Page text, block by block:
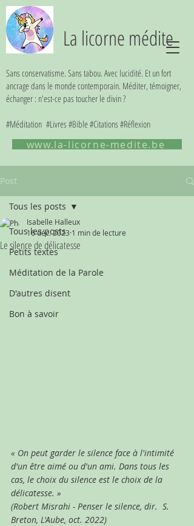
La licorne médite
Sans conservatisme. Sans tabou. Avec lucidité. Et un fort
ancrage dans le monde contemporain. Méditer, témoigner,
échanger : n'est-ce pas toucher le divin ?
#Méditation #Livres #Bible #Citations #Réflexion
www.la-licorne-medite.be
Post
Tous les posts
Petits textes
Méditation de la Parole
D'autres disent
Bon à savoir
Tous les posts
Le silence de délicatesse
Isabelle Halleux
16 déc. 2023 1 min de lecture
« On peut garder le silence face à l'intimité
d'un être aimé ou d'un ami. Dans tous les
cas, le choix du silence est le choix de la
délicatesse. »
(Robert Misrahi - Penser le silence, dir.  S.
Breton, L'Aube, oct. 2022)